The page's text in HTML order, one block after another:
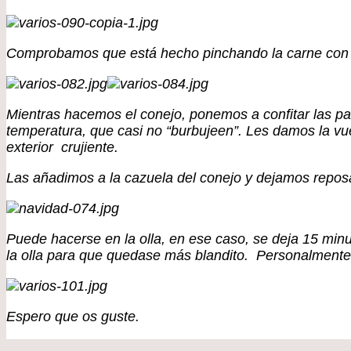
Comprobamos que está hecho pinchando la carne
Mientras hacemos el conejo, ponemos a confitar las
temperatura, que casi no “burbujeen”. Les damos la
exterior crujiente.
Las añadimos a la cazuela del conejo y dejamos
Puede hacerse en la olla, en ese caso, se deja 15
la olla para que quedase más blandito.
Espero que os guste.